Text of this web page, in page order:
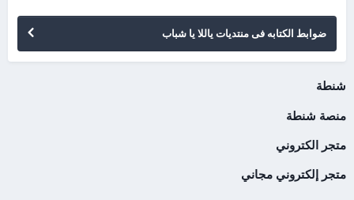
ضوابط الكتابه فى منتديات ياللا يا شباب
شنطة
منصة شنطة
متجر الكتروني
متجر إلكتروني مجاني